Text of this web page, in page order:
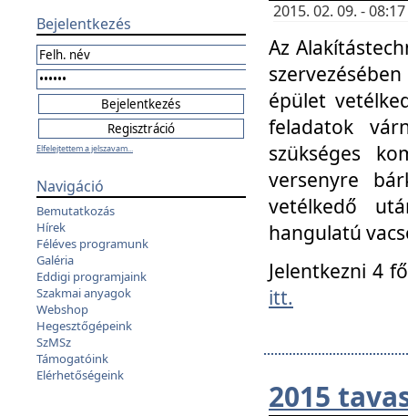
Bejelentkezés
Elfelejtettem a jelszavam...
Navigáció
Bemutatkozás
Hírek
Féléves programunk
Galéria
Eddigi programjaink
Szakmai anyagok
Webshop
Hegesztőgépeink
SzMSz
Támogatóink
Elérhetőségeink
2015. 02. 09. -
Az
épület
feladatok
szükséges
versenyre
vetélkedő
hangulatú
Jelentkezni 4
itt.
2015